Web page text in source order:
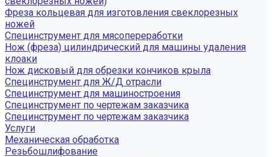
Фреза кольцевая для изготовления свеклорезных
ножей
Специнструмент для мясопереработки
Нож (фреза) цилиндрический для машины удаления
клоаки
Нож дисковый для обрезки кончиков крыла
Специнструмент для Ж/Д отрасли
Специнструмент для машиностроения
Специнструмент по чертежам заказчика
Специнструмент по чертежам заказчика
Услуги
Механическая обработка
Резьбошлифование